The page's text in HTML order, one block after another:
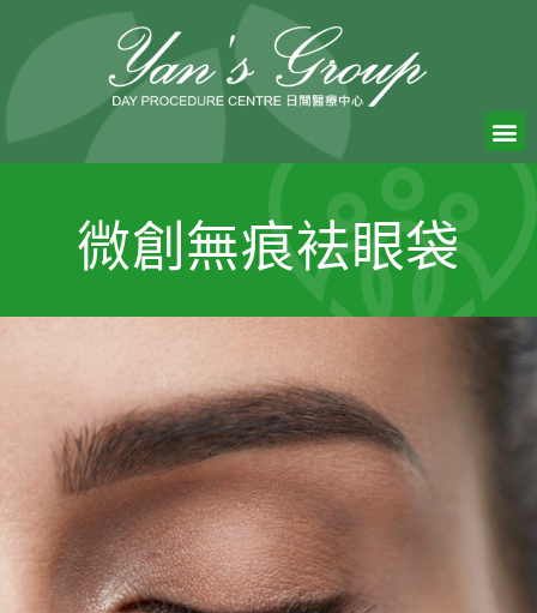
微創無痕袪眼袋